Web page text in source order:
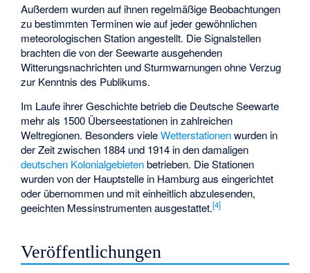
Außerdem wurden auf ihnen regelmäßige Beobachtungen
zu bestimmten Terminen wie auf jeder gewöhnlichen
meteorologischen Station angestellt. Die Signalstellen
brachten die von der Seewarte ausgehenden
Witterungsnachrichten und Sturmwarnungen ohne Verzug
zur Kenntnis des Publikums.
Im Laufe ihrer Geschichte betrieb die Deutsche Seewarte
mehr als 1500 Überseestationen in zahlreichen
Weltregionen. Besonders vieleWetterstationenwurden in
der Zeit zwischen 1884 und 1914 in den damaligen
deutschen Kolonialgebietenbetrieben. Die Stationen
wurden von der Hauptstelle in Hamburg aus eingerichtet
oder übernommen und mit einheitlich abzulesenden,
geeichten Messinstrumenten ausgestattet.[4]
Veröffentlichungen